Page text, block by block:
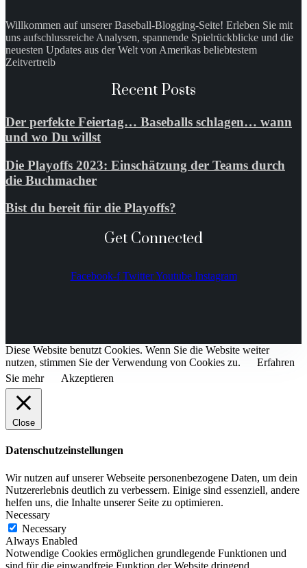
Willkommen auf unserer Baseball-Blogging-Seite! Erleben Sie mit
uns aufschlussreiche Analysen, spannende Spielrückblicke und die
neuesten Updates aus der Welt von Amerikas beliebtestem
Zeitvertreib
Recent Posts
Der perfekte Feiertag… Baseballs schlagen… wann
und wo Du willst
Die Playoffs 2023: Einschätzung der Teams durch
die Buchmacher
Bist du bereit für die Playoffs?
Get Connected
Facebook-f Twitter Youtube Instagram
Diese Website benutzt Cookies. Wenn Sie die Website weiter
nutzen, stimmen Sie der Verwendung von Cookies zu.
Erfahren
Sie mehr
Akzeptieren
Close
Datenschutzeinstellungen
Wir nutzen auf unserer Webseite personenbezogene Daten, um dein
Nutzererlebnis deutlich zu verbessern. Einige sind essenziell, andere
helfen uns, die Inhalte unserer Seite zu optimieren.
Necessary
Necessary
Always Enabled
Notwendige Cookies ermöglichen grundlegende Funktionen und
sind für die einwandfreie Funktion der Website dringend